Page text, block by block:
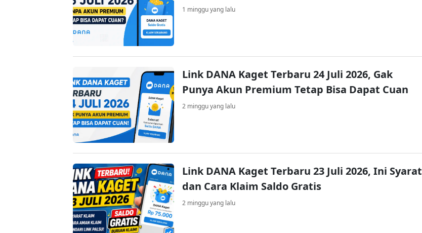
1 minggu yang lalu
Link DANA Kaget Terbaru 24 Juli 2026, Gak
Punya Akun Premium Tetap Bisa Dapat Cuan
2 minggu yang lalu
Link DANA Kaget Terbaru 23 Juli 2026, Ini Syarat
dan Cara Klaim Saldo Gratis
2 minggu yang lalu